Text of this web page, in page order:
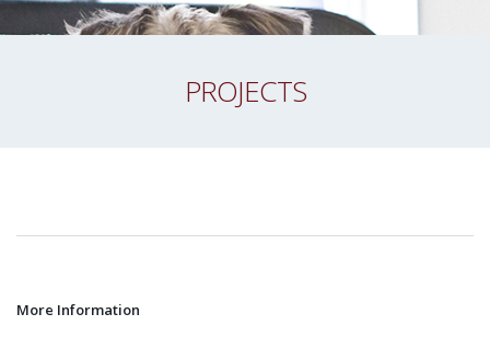
PROJECTS
More Information